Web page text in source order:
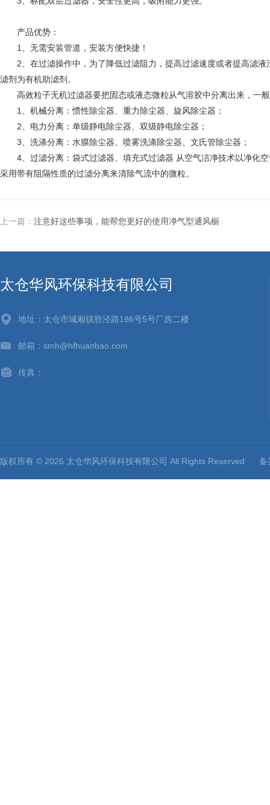
产品优势：
1、无需安装管道，安装方便快捷！
2、在过滤操作中，为了降低过滤阻力，提高过滤速度或者提高滤液
滤剂为有机助滤剂。
高效粒子无机过滤器要把固态或液态微粒从气溶胶中分离出来，一
1、机械分离：惯性除尘器、重力除尘器、旋风除尘器；
2、电力分离：单级静电除尘器、双级静电除尘器；
3、洗涤分离：水膜除尘器、喷雾洗涤除尘器、文氏管除尘器；
4、过滤分离：袋式过滤器、填充式过滤器 从空气洁净技术以净化空
采用带有阻隔性质的过滤分离来清除气流中的微粒。
上一篇： 注意好这些事项，能帮您更好的使用净气型通风橱
太仓华风环保科技有限公司
地址：太仓市城厢镇胜泾路186号5号厂房二楼
邮箱：smh@hfhuanbao.com
传真：
版权所有 © 2026 太仓华风环保科技有限公司 All Rights Reserved 备